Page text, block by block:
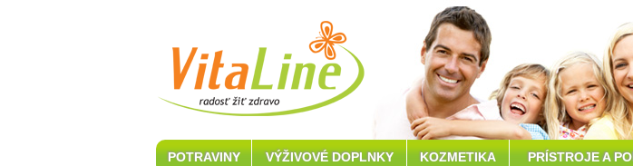
POTRAVINY VÝŽIVOVÉ DOPLNKY KOZMETIKA PRÍSTROJE A